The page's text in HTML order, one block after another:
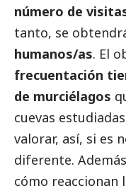
número de
tanto, se
humanos/as. El
frecuentación
de murciélagos
cuevas
valorar, así, si es
diferente.
cómo reaccionan